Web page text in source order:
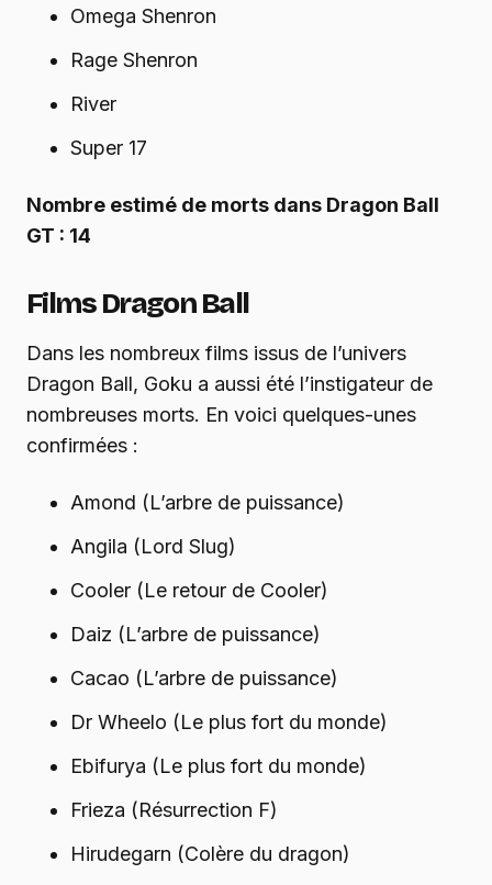
Omega Shenron
Rage Shenron
River
Super 17
Nombre estimé de morts dans Dragon Ball
GT : 14
Films Dragon Ball
Dans les nombreux films issus de l’univers
Dragon Ball, Goku a aussi été l’instigateur de
nombreuses morts. En voici quelques-unes
confirmées :
Amond (L’arbre de puissance)
Angila (Lord Slug)
Cooler (Le retour de Cooler)
Daiz (L’arbre de puissance)
Cacao (L’arbre de puissance)
Dr Wheelo (Le plus fort du monde)
Ebifurya (Le plus fort du monde)
Frieza (Résurrection F)
Hirudegarn (Colère du dragon)